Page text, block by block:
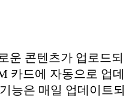
운 콘텐츠가 업로드되
카드에 자동으로 업데
능은 매일 업데이트되